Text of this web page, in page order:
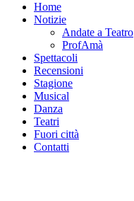
Home
Notizie
Andate a Teatro
ProfAmà
Spettacoli
Recensioni
Stagione
Musical
Danza
Teatri
Fuori città
Contatti